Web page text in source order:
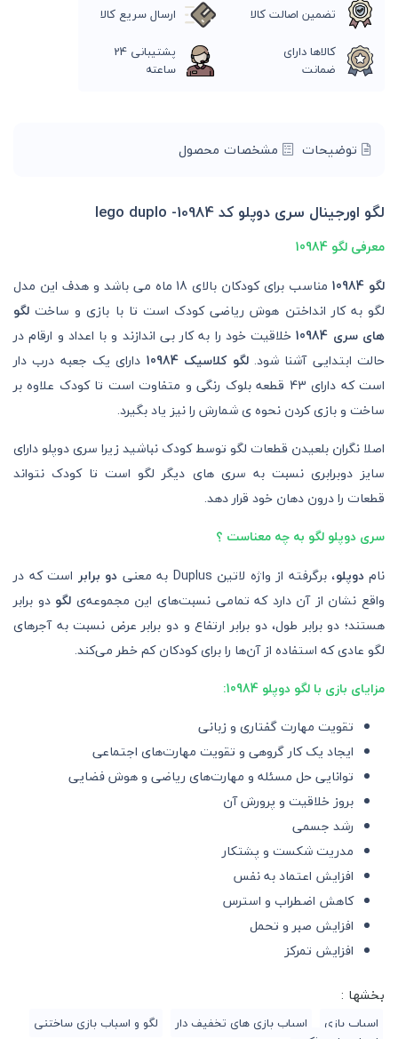
تضمین اصالت کالا
ارسال سریع کالا
کالاها دارای
ضمانت
پشتیبانی 24
ساعته
توضیحات مشخصات محصول
لگو اورجینال سری دوپلو کد 10984- lego duplo
معرفی لگو 10984
لگو 10984
مناسب برای کودکان بالای 18 ماه می باشد و هدف این مدل
لگو به کار انداختن هوش ریاضی کودک است تا با بازی و ساخت لگو
های سری 10984
خلاقیت خود را به کار بی اندازند و با اعداد و ارقام در
حالت ابتدایی آشنا شود.لگو کلاسیک 10984
دارای یک جعبه درب دار
است که دارای 43 قطعه بلوک رنگی و متفاوت است تا کودک علاوه بر
ساخت و بازی کردن نحوه ی شمارش را نیز یاد بگیرد.
اصلا نگران بلعیدن قطعات لگو توسط کودک نباشید زیرا سری دوپلو دارای
سایز دوبرابری نسبت به سری های دیگر لگو است تا کودک نتواند
قطعات را درون دهان خود قرار دهد.
سری دوپلو لگو به چه معناست ؟
نامدوپلو، برگرفته از واژه لاتین Duplus به معنی دو برابر است که در
واقع نشان از آن دارد که تمامی نسبت‌های این مجموعه‌ی لگو دو برابر
هستند؛ دو برابر طول، دو برابر ارتفاع و دو برابر عرض نسبت به آجر‌های
لگو عادی که استفاده از آن‌ها را برای کودکان کم خطر می‌کند.
مزایای بازی با لگو دوپلو 10984:
تقویت مهارت گفتاری و زبانی
ایجاد یک کار گروهی و تقویت مهارت‌های اجتماعی
توانایی حل مسئله و مهارت‌های ریاضی و هوش فضایی
بروز خلاقیت و پرورش آن
رشد جسمی
مدریت شکست و پشتکار
افزایش اعتماد به نفس
کاهش اضطراب و استرس
افزایش صبر و تحمل
افزایش تمرکز
بخشها :
اسباب بازی اسباب بازی های تخفیف دار
لگو و اسباب بازی ساختنی